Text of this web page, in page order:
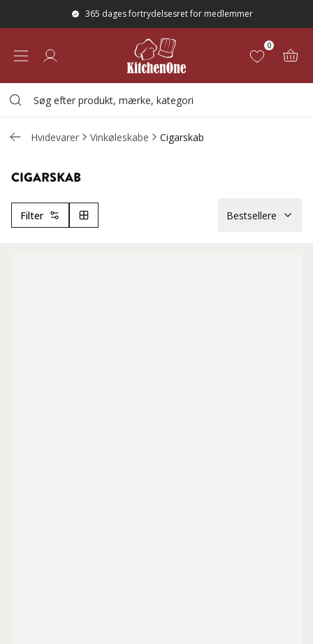
365 dages fortrydelsesret for medlemmer
0
Hvidevarer Vinkøleskabe Cigarskab
CIGARSKAB
Filter Bestsellere